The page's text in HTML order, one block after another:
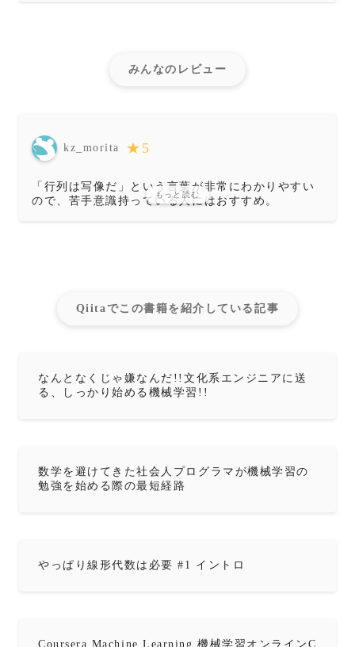
みんなのレビュー
kz_morita ★ 5
「行列は写像だ」という言葉が非常にわかりやすい
ので、苦手意識持っている人にはおすすめ。
もっと読む
Qiitaでこの書籍を紹介している記事
なんとなくじゃ嫌なんだ!!文化系エンジニアに送
る、しっかり始める機械学習!!
数学を避けてきた社会人プログラマが機械学習の
勉強を始める際の最短経路
やっぱり線形代数は必要 #1 イントロ
Coursera Machine Learning 機械学習オンラインC